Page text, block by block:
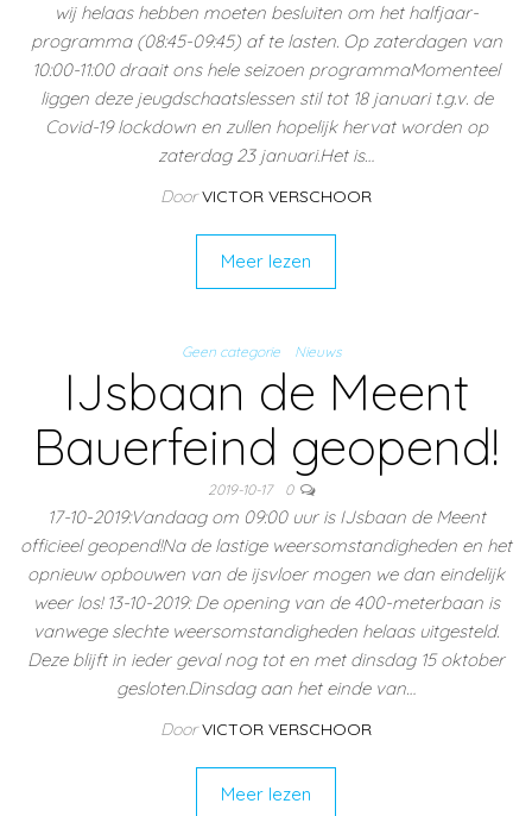
wij helaas hebben moeten besluiten om het halfjaar-
programma (08:45-09:45) af te lasten. Op zaterdagen van
10:00-11:00 draait ons hele seizoen programmaMomenteel
liggen deze jeugdschaatslessen stil tot 18 januari t.g.v. de
Covid-19 lockdown en zullen hopelijk hervat worden op
zaterdag 23 januari.Het is…
Door VICTOR VERSCHOOR
Meer lezen
Geen categorie Nieuws
IJsbaan de Meent
Bauerfeind geopend!
2019-10-17 0
17-10-2019:Vandaag om 09:00 uur is IJsbaan de Meent
officieel geopend!Na de lastige weersomstandigheden en het
opnieuw opbouwen van de ijsvloer mogen we dan eindelijk
weer los! 13-10-2019: De opening van de 400-meterbaan is
vanwege slechte weersomstandigheden helaas uitgesteld.
Deze blijft in ieder geval nog tot en met dinsdag 15 oktober
gesloten.Dinsdag aan het einde van…
Door VICTOR VERSCHOOR
Meer lezen